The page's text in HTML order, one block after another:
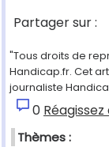
Partager sur :
"Tous droits de
Handicap.fr. Cet
journaliste
0
Thèmes :